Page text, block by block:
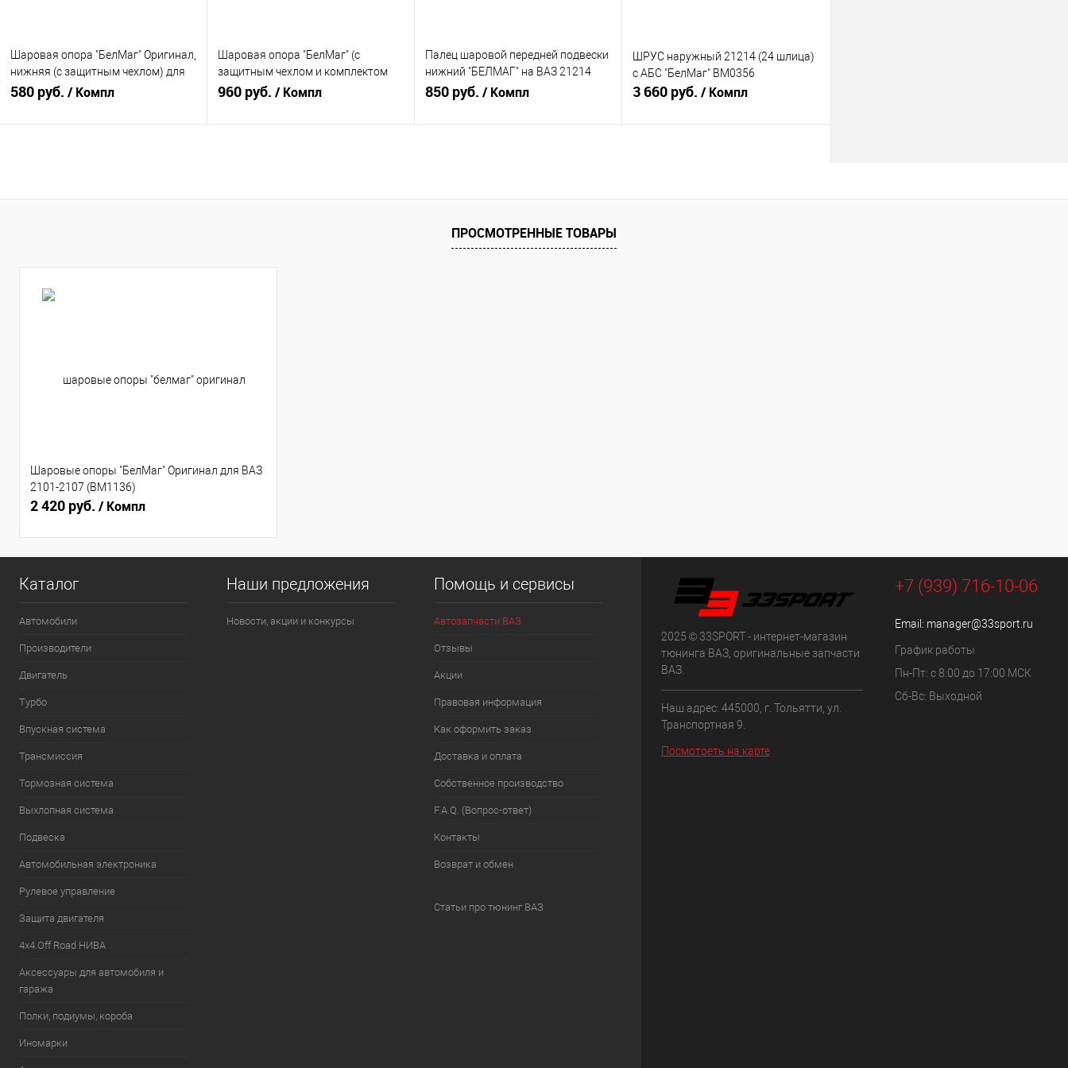
Шаровая опора "БелМаг" Оригинал,
нижняя (с защитным чехлом) для
ВАЗ 2101-2107 (BM0032)
580 руб. / Компл
Шаровая опора "БелМаг" (с
защитным чехлом и комплектом
крепежных изделий) для Шевроле
960 руб. / Компл
Палец шаровой передней подвески
нижний "БЕЛМАГ" на ВАЗ 21214
"УРБАН" М.5.2 серия "Конвейерная
850 руб. / Компл
ШРУС наружный 21214 (24 шлица)
с АБС "БелМаг" BM0356
3 660 руб. / Компл
ПРОСМОТРЕННЫЕ ТОВАРЫ
Шаровые опоры "БелМаг" Оригинал для ВАЗ
2101-2107 (BM1136)
2 420 руб. / Компл
Каталог
Автомобили
Производители
Двигатель
Турбо
Впускная система
Трансмиссия
Тормозная система
Выхлопная система
Подвеска
Автомобильная электроника
Рулевое управление
Защита двигателя
4х4.Off Road НИВА
Аксессуары для автомобиля и
гаража
Полки, подиумы, короба
Иномарки
Наши предложения
Новости, акции и конкурсы
Помощь и сервисы
Автозапчасти ВАЗ
Отзывы
Акции
Правовая информация
Как оформить заказ
Доставка и оплата
Собственное производство
F.A.Q. (Вопрос-ответ)
Контакты
Возврат и обмен
Статьи про тюнинг ВАЗ
2025 © 33SPORT - интернет-магазин
тюнинга ВАЗ, оригинальные запчасти
ВАЗ.
Наш адрес: 445000, г. Тольятти, ул.
Транспортная 9.
Посмотреть на карте
+7 (939) 716-10-06
Email: manager@33sport.ru
График работы
Пн-Пт: с 8:00 до 17:00 МСК
Сб-Вс: Выходной